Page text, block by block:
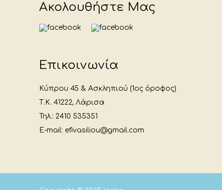
Ακολουθήστε Μας
Επικοινωνία
Κύπρου 45 & Ασκληπιού (1ος όροφος)
Τ.Κ. 41222, Λάρισα
Τηλ.: 2410 535351
E-mail: efivasiliou@gmail.com